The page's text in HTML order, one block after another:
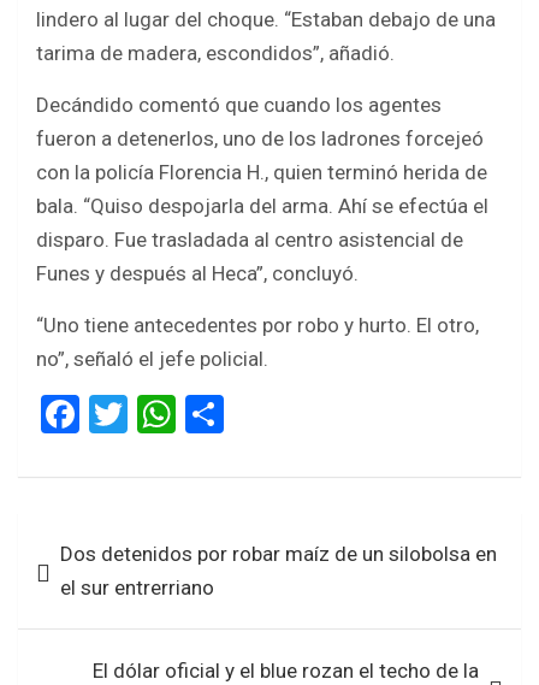
lindero al lugar del choque. “Estaban debajo de una
tarima de madera, escondidos”, añadió.
Decándido comentó que cuando los agentes
fueron a detenerlos, uno de los ladrones forcejeó
con la policía Florencia H., quien terminó herida de
bala. “Quiso despojarla del arma. Ahí se efectúa el
disparo. Fue trasladada al centro asistencial de
Funes y después al Heca”, concluyó.
“Uno tiene antecedentes por robo y hurto. El otro,
no”, señaló el jefe policial.
F
ce
o
o
k
T
tt
W
at
A
p
p
ar
de Dos detenidos por robar maíz de un silobolsa en
el sur entrerriano
El dólar oficial y el blue rozan el techo de la